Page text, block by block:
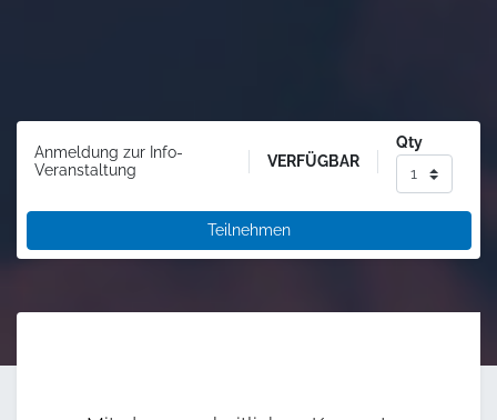
Anmeldung zur Info-
Veranstaltung
VERFÜGBAR
Qty
Teilnehmen